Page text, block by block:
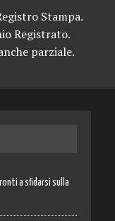
Stampa.
Registrato.
parziale.
a sfidarsi sulla